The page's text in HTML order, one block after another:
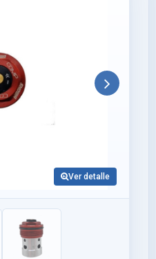
Ver detalle